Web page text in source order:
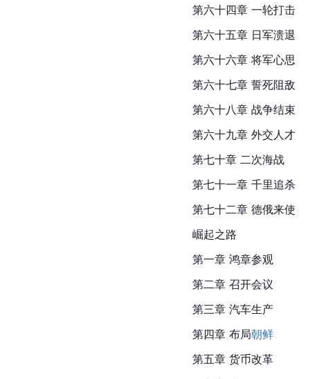
第六十四章 一轮打击
第六十五章 日军溃退
第六十六章 将军心思
第六十七章 誓死阻敌
第六十八章 战争结束
第六十九章 外交人才
第七十章 二次海战
第七十一章 千里追杀
第七十二章 德俄来使
崛起之路
第一章 鸿章参观
第二章 召开会议
第三章 汽车生产
第四章 布局朝鲜
第五章 货币改革